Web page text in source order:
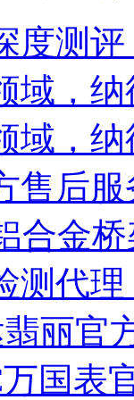
度测
域，
域，
售后
合金
测代
丽官
国表